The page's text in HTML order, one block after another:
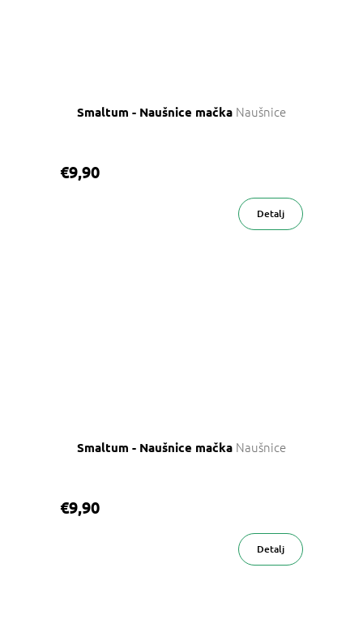
Smaltum - Naušnice mačka Naušnice
€9,90
Detalj
Smaltum - Naušnice mačka Naušnice
€9,90
Detalj